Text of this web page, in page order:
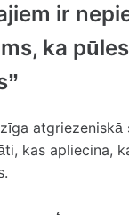
ir
ka
atgriezeniskā
kas apliecina,